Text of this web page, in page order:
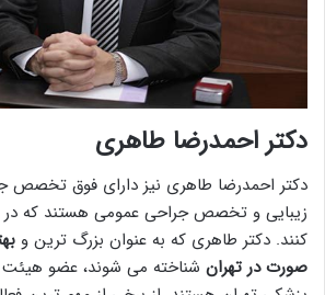
دکتر احمدرضا طاهری
دکتر احمدرضا طاهری نیز دارای فوق تخصص
زیبایی و تخصص جراحی عمومی هستند که در
کنند. دکتر طاهری که به عنوان بزرگ ترین و
صورت در تهران شناخته می شوند، عضو هیئت